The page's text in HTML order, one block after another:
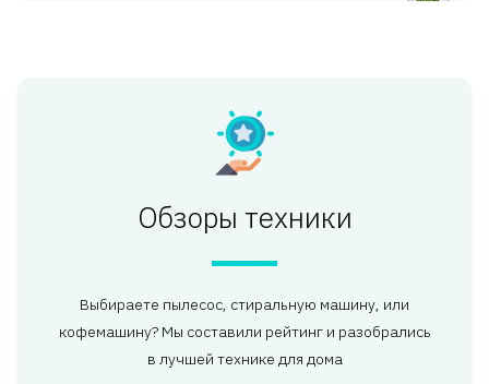
Обзоры техники
Выбираете пылесос, стиральную машину, или
кофемашину? Мы составили рейтинг и разобрались
в лучшей технике для дома